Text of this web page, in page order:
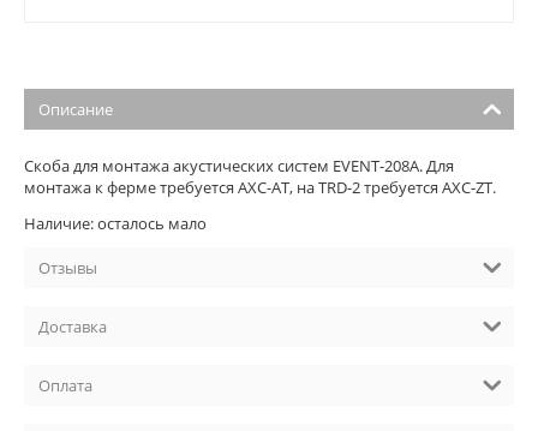
Описание
Скоба для монтажа акустических систем EVENT-208A. Для
монтажа к ферме требуется AXC-AT, на TRD-2 требуется AXC-ZT.
Наличие: осталось мало
Отзывы
Доставка
Оплата